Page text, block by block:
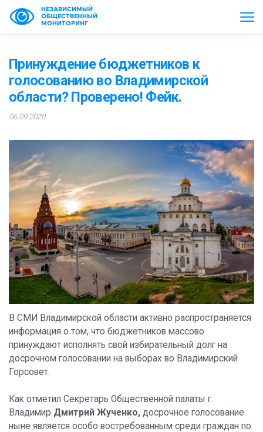
НЕЗАВИСИМЫЙ
ОБЩЕСТВЕННЫЙ
МОНИТОРИНГ
Принуждение бюджетников к
голосованию во Владимирской
области? Проверено! Фейк.
06.09.2020
В СМИ Владимирской области активно распространяется
информация о том, что бюджетников массово
принуждают исполнять свой избирательный долг на
досрочном голосовании на выборах во Владимирский
Горсовет.
Как отметил Секретарь Общественной палаты г.
Владимир Дмитрий Жученко, досрочное голосование
ныне является особо востребованным среди граждан по